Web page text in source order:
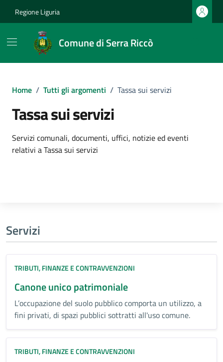
Regione Liguria
Comune di Serra Riccò
Home / Tutti gli argomenti / Tassa sui servizi
Tassa sui servizi
Dettagli dell'argomento
Servizi comunali, documenti, uffici, notizie ed eventi
relativi a Tassa sui servizi
Servizi
TRIBUTI, FINANZE E CONTRAVVENZIONI
Canone unico patrimoniale
L’occupazione del suolo pubblico comporta un utilizzo, a
fini privati, di spazi pubblici sottratti all'uso comune.
TRIBUTI, FINANZE E CONTRAVVENZIONI